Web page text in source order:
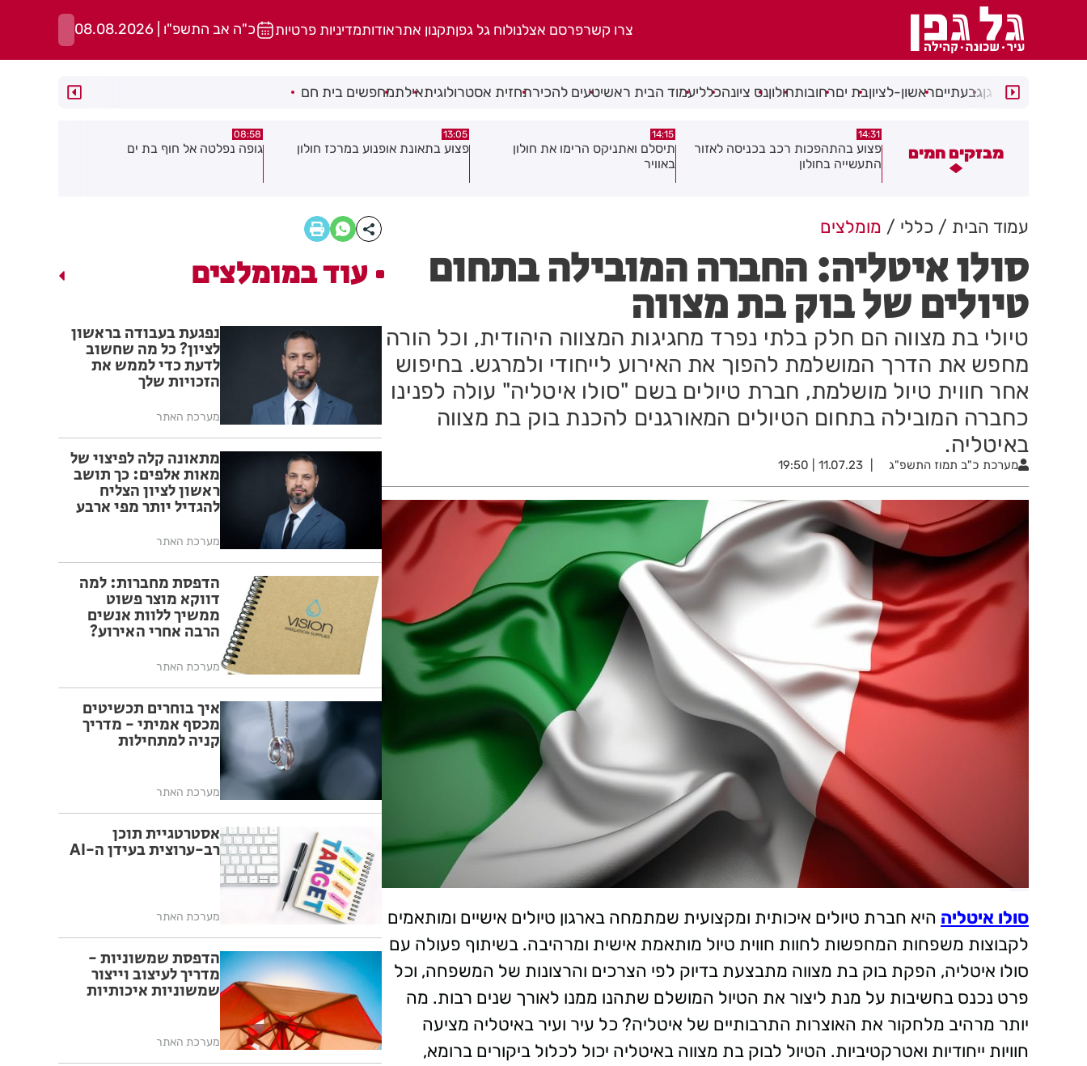
צרו קשרפרסם אצלנולוח גל גפןתקנון אתראודותמדיניות פרטיות כ"ה אב התשפ"ו | 08.08.2026
רמת גןגבעתייםראשון-לציוןבת יםרחובותחולוןנס ציונהכלליעמוד הבית ראשיטעים להכירתחזית אסטרולוגיתאילתמחפשים בית חם
מבזקים חמים
פצוע בהתהפכות רכב בכניסה לאזור
14:15
תיסלם ואתניקס הרימו את חולון
באוויר
13:05
פצוע בתאונת אופנוע במרכז חולון
08:58
גופה נפלטה אל חוף בת ים
08:29
חשד להצתה בשלושה מוקדים ברמת
עמוד הבית כללי מומלצים
סולו איטליה: החברה המובילה בתחום
טיולים של בוק בת מצווה
טיולי בת מצווה הם חלק בלתי נפרד מחגיגות המצווה היהודית, וכל הורה
מחפש את הדרך המושלמת להפוך את האירוע לייחודי ולמרגש. בחיפוש
אחר חווית טיול מושלמת, חברת טיולים בשם "סולו איטליה" עולה לפנינו
כחברה המובילה בתחום הטיולים המאורגנים להכנת בוק בת מצווה
באיטליה.
מערכת כ"ב תמוז התשפ"ג 11.07.23 | 19:50
סולו איטליה היא חברת טיולים איכותית ומקצועית שמתמחה בארגון טיולים אישיים ומותאמים
לקבוצות משפחות המחפשות לחוות חווית טיול מותאמת אישית ומרהיבה. בשיתוף פעולה עם
סולו איטליה, הפקת בוק בת מצווה מתבצעת בדיוק לפי הצרכים והרצונות של המשפחה, וכל
פרט נכנס בחשיבות על מנת ליצור את הטיול המושלם שתהנו ממנו לאורך שנים רבות. מה
יותר מרהיב מלחקור את האוצרות התרבותיים של איטליה? כל עיר ועיר באיטליה מציעה
חוויות ייחודיות ואטרקטיביות. הטיול לבוק בת מצווה באיטליה יכול לכלול ביקורים ברומא,
עוד במומלצים
נפגעת בעבודה בראשון
לציון? כל מה שחשוב
לדעת כדי לממש את
הזכויות שלך
מערכת האתר
מתאונה קלה לפיצוי של
מאות אלפים: כך תושב
ראשון לציון הצליח
להגדיל יותר מפי ארבע
הביטוח
מערכת האתר
הדפסת מחברות: למה
דווקא מוצר פשוט
ממשיך ללוות אנשים
הרבה אחרי האירוע?
מערכת האתר
איך בוחרים תכשיטים
מכסף אמיתי - מדריך
קניה למתחילות
מערכת האתר
אסטרטגיית תוכן
רב-ערוצית בעידן ה-AI
מערכת האתר
הדפסת שמשוניות -
מדריך לעיצוב וייצור
שמשוניות איכותיות
מערכת האתר